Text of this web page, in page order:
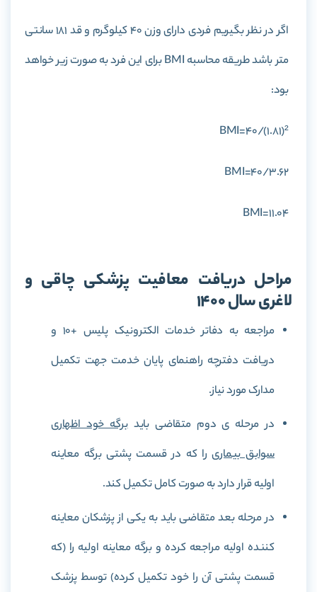
اگر در نظر بگیریم فردی دارای وزن 40 کیلوگرم و قد 181 سانتی
متر باشد طریقه محاسبه BMI برای این فرد به صورت زیر خواهد
بود:
BMI=40/(1.81)²
BMI=40/3.62
BMI=11.04
مراحل دریافت معافیت پزشکی چاقی و
لاغری سال 1400
مراجعه به دفاتر خدمات الکترونیک پلیس +10 و
دریافت دفترچه راهنمای پایان خدمت جهت تکمیل
مدارک مورد نیاز.
در مرحله ی دوم متقاضی بایدبرگه خود اظهاری
سوابق بیماریرا که در قسمت پشتی برگه معاینه
اولیه قرار دارد به صورت کامل تکمیل کند.
در مرحله بعد متقاضی باید به یکی از پزشکان معاینه
کننده اولیه مراجعه کرده و برگه معاینه اولیه را (که
قسمت پشتی آن را خود تکمیل کرده) توسط پزشک